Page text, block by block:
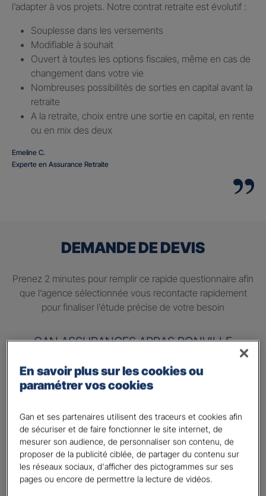
l’adapter à vos projets. Notre contrat retraite est évolutif :
Souplesse dans les versements
Modifiable à souhait
Ouvert à toutes les options fiscales, même en cas de
changement dans votre vie
Nombreuses possibilités de sorties en capital avant la
retraite
A la retraite, choix entre une sortie en capital, en rente
ou en mix des deux
Emeline C.
Experte en Assurance Retraite
DEMANDE DE DEVIS
Prenez 2 minutes pour remplir ce rapide questionnaire afin
que l’agence sélectionnée vous recontacte rapidement
pour finaliser l’étude précise de votre besoin
GAN ASSURANCES ARRAS RONVILLE
Information sur votre besoin :
Préparer ma retraite
Percevoir un complément de revenu régulier à la
retraite
Percevoir un capital
Autre besoin
En savoir plus sur les cookies ou
paramétrer vos cookies
Gan et ses partenaires utilisent des traceurs et cookies afin
de sécuriser et de faire fonctionner le site internet, de
mesurer son audience, de personnaliser son contenu, de
proposer de la publicité ciblée, de partager du contenu sur
les réseaux sociaux, d'afficher des pictogrammes sur ses
pages ou encore de permettre la lecture de vidéos.